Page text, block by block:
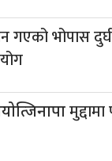
गएको भोपास